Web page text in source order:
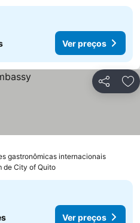
Ver preços
Partilhar
gastronômicas internacionaisVer
de City of Quito
Ver preços